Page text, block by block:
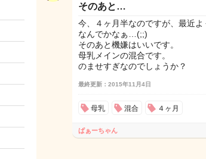
そのあと…
今、４ヶ月半なのですが、最近よ
なんでかなぁ…(;;)
そのあと機嫌はいいです。
母乳メインの混合です。
のませすぎなのでしょうか？
最終更新：2015年11月4日
母乳 混合 ４ヶ月
ぱぁーちゃん